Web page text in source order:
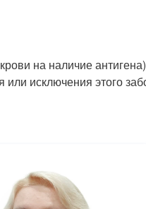
на наличие
исключения этого